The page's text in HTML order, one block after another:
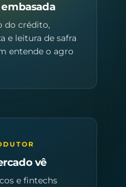
do crédito,
e leitura de safra
entende o agro
vê
e fintechs